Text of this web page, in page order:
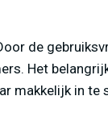
de
Het
makkelijk in